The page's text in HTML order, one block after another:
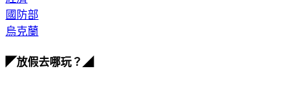
國防部
烏克蘭
◤放假去哪玩？◢